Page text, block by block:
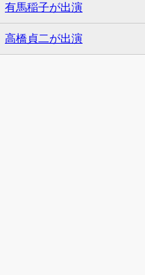
有馬稲子が出演
高橋貞二が出演